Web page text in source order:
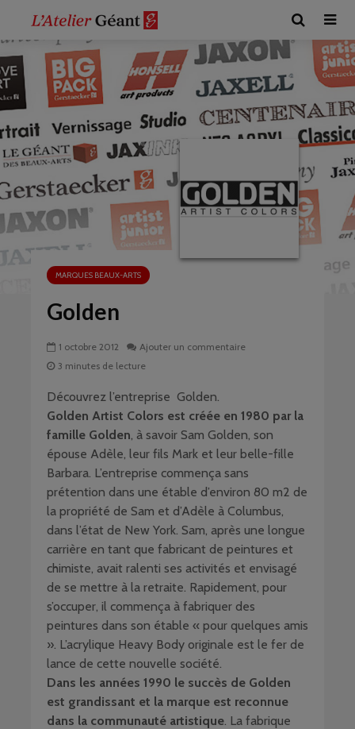
MARQUES BEAUX-ARTS
Golden
1 octobre 2012
Ajouter un commentaire
3 minutes de lecture
Découvrez l’entreprise Golden.
Golden Artist Colors est créée en 1980 par la
famille Golden, à savoir Sam Golden, son
épouse Adèle, leur fils Mark et leur belle-fille
Barbara. L’entreprise commença sans
prétention dans une étable d’environ 80 m2 de
la propriété de Sam et d’Adèle à Columbus,
dans l’état de New York. Sam, après une longue
carrière en tant que fabricant de peintures et
chimiste, avait ralenti ses activités et envisagé
de se mettre à la retraite. Rapidement, pour
s’occuper, il commença à fabriquer des
peintures dans son étable « pour quelques amis
». L’acrylique Heavy Body originale est le fer de
lance de cette nouvelle société.
Dans les années 1990 le succès de Golden
est grandissant et la marque est reconnue
dans la communauté artistique. La fabrique